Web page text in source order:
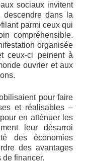
sociaux invitent
descendre dans la
parmi ceux qui
compréhensible.
organisée
ceux-ci peinent à
ouvrier et aux
pour faire
et réalisables –
en atténuer les
leur désarroi
des économies
des avantages
de financer.